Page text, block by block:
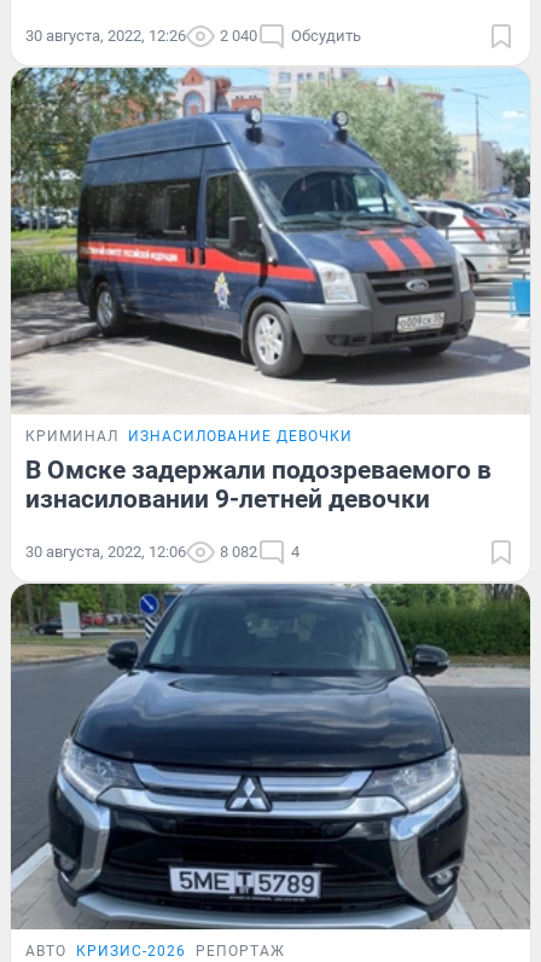
30 августа, 2022, 12:26 2 040 Обсудить
КРИМИНАЛ ИЗНАСИЛОВАНИЕ ДЕВОЧКИ
В Омске задержали подозреваемого в
изнасиловании 9-летней девочки
30 августа, 2022, 12:06 8 082 4
АВТО КРИЗИС-2026 РЕПОРТАЖ